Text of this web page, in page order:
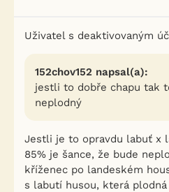
Uživatel s deaktivovaným
152chov152 napsal(a):
jestli to dobře chapu tak
neplodný
Jestli je to opravdu labuť x
85% je šance, že bude
kříženec po landeském
s labutí husou, která